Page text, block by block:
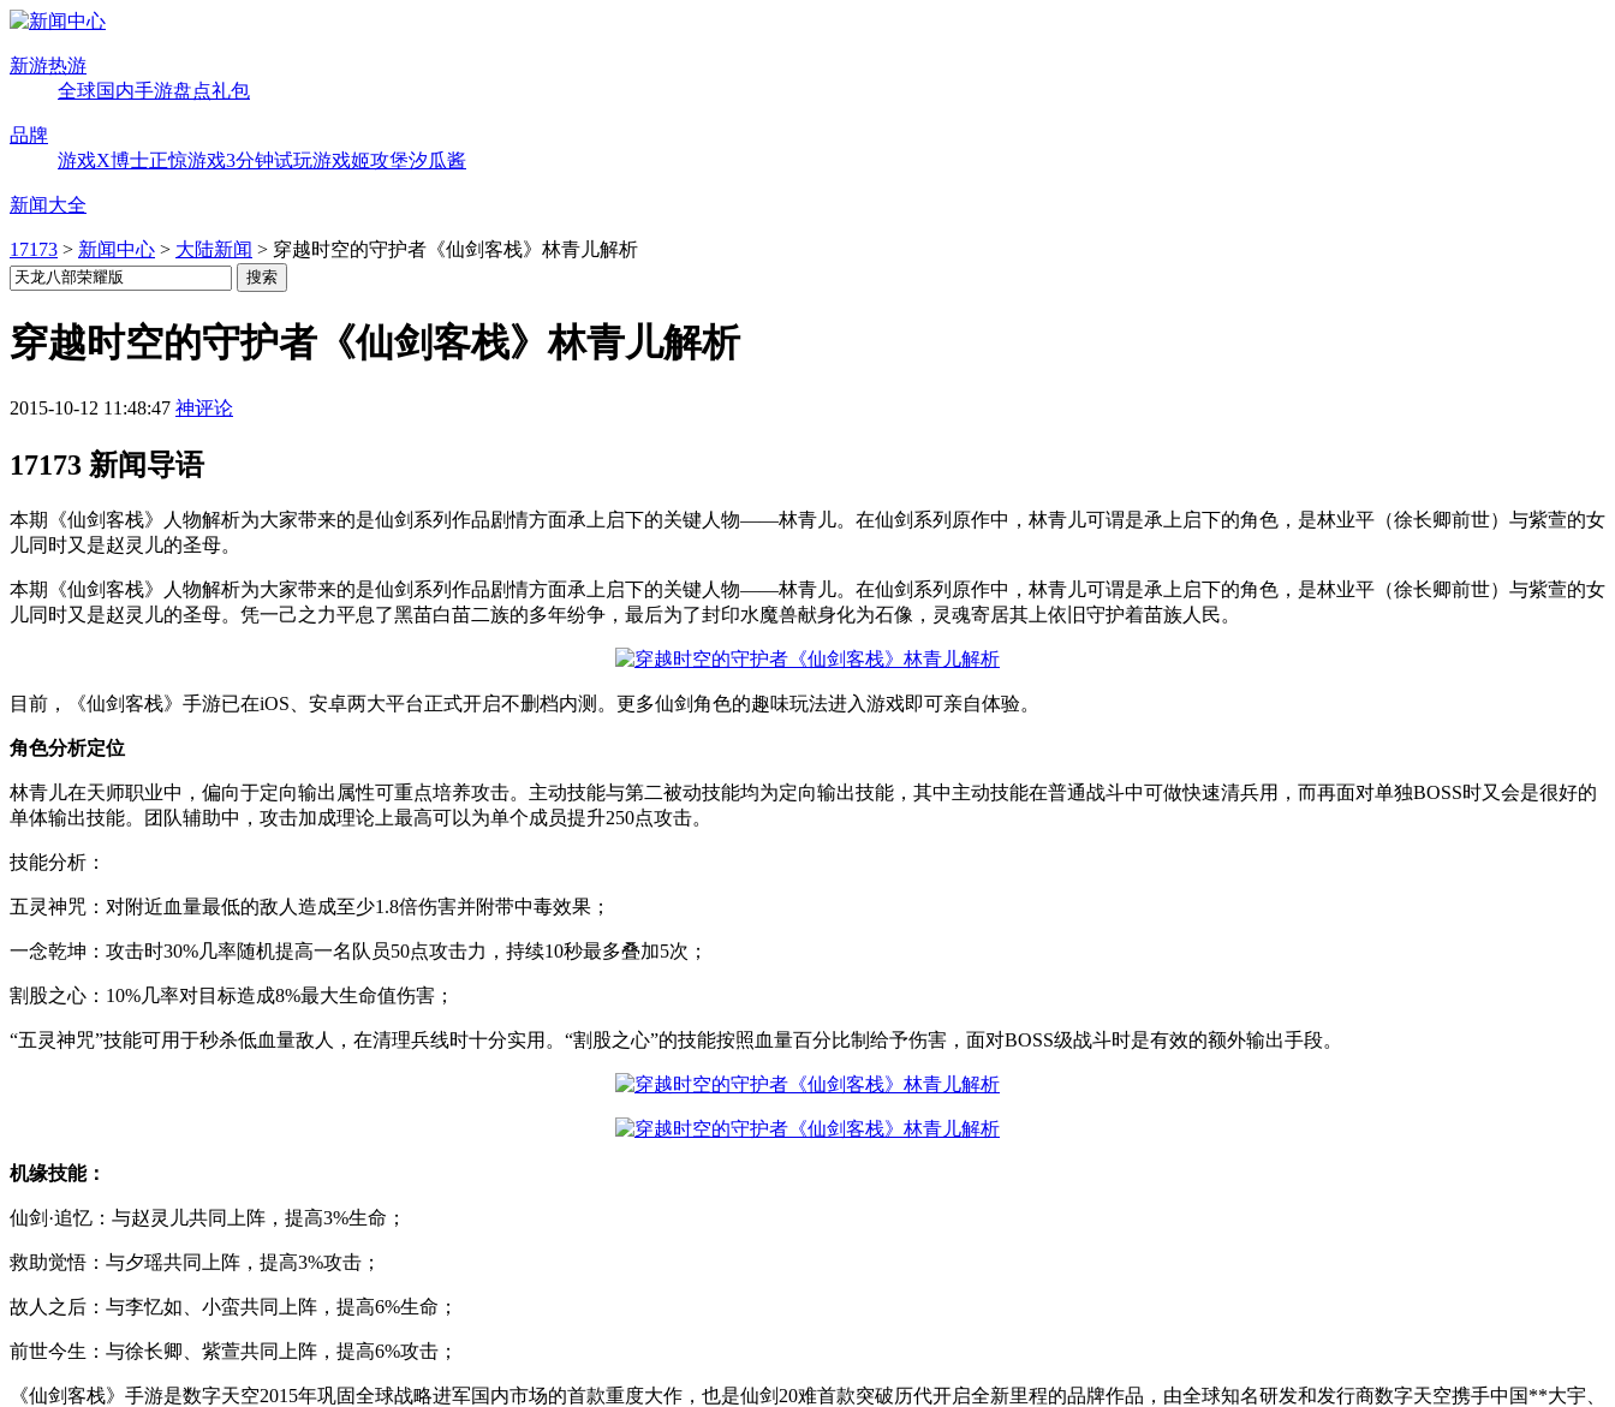
新游热游
全球国内手游盘点礼包
品牌
游戏X博士正惊游戏3分钟试玩游戏姬攻堡汐瓜酱
新闻大全
17173 > 新闻中心 > 大陆新闻 > 穿越时空的守护者《仙剑客栈》林青儿解析
穿越时空的守护者《仙剑客栈》林青儿解析
2015-10-12 11:48:47 神评论
17173 新闻导语
本期《仙剑客栈》人物解析为大家带来的是仙剑系列作品剧情方面承上启下的关键人物——林青儿。在仙剑系列原作中，林青儿可谓是承上启下的角色，是林业平（徐长卿前世）与紫萱的女
儿同时又是赵灵儿的圣母。
本期《仙剑客栈》人物解析为大家带来的是仙剑系列作品剧情方面承上启下的关键人物——林青儿。在仙剑系列原作中，林青儿可谓是承上启下的角色，是林业平（徐长卿前世）与紫萱的女
儿同时又是赵灵儿的圣母。凭一己之力平息了黑苗白苗二族的多年纷争，最后为了封印水魔兽献身化为石像，灵魂寄居其上依旧守护着苗族人民。
目前，《仙剑客栈》手游已在iOS、安卓两大平台正式开启不删档内测。更多仙剑角色的趣味玩法进入游戏即可亲自体验。
角色分析定位
林青儿在天师职业中，偏向于定向输出属性可重点培养攻击。主动技能与第二被动技能均为定向输出技能，其中主动技能在普通战斗中可做快速清兵用，而再面对单独BOSS时又会是很好的
单体输出技能。团队辅助中，攻击加成理论上最高可以为单个成员提升250点攻击。
技能分析：
五灵神咒：对附近血量最低的敌人造成至少1.8倍伤害并附带中毒效果；
一念乾坤：攻击时30%几率随机提高一名队员50点攻击力，持续10秒最多叠加5次；
割股之心：10%几率对目标造成8%最大生命值伤害；
“五灵神咒”技能可用于秒杀低血量敌人，在清理兵线时十分实用。“割股之心”的技能按照血量百分比制给予伤害，面对BOSS级战斗时是有效的额外输出手段。
机缘技能：
仙剑·追忆：与赵灵儿共同上阵，提高3%生命；
救助觉悟：与夕瑶共同上阵，提高3%攻击；
故人之后：与李忆如、小蛮共同上阵，提高6%生命；
前世今生：与徐长卿、紫萱共同上阵，提高6%攻击；
《仙剑客栈》手游是数字天空2015年巩固全球战略进军国内市场的首款重度大作，也是仙剑20难首款突破历代开启全新里程的品牌作品，由全球知名研发和发行商数字天空携手中国**大宇、